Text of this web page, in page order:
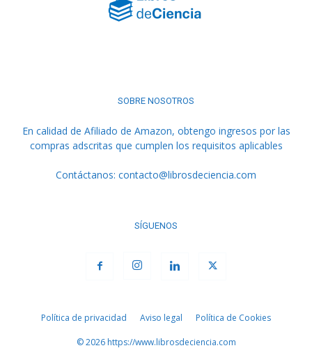
SOBRE NOSOTROS
En calidad de Afiliado de Amazon, obtengo ingresos por las
compras adscritas que cumplen los requisitos aplicables
Contáctanos: contacto@librosdeciencia.com
SÍGUENOS
Política de privacidad Aviso legal Política de Cookies
© 2026 https://www.librosdeciencia.com